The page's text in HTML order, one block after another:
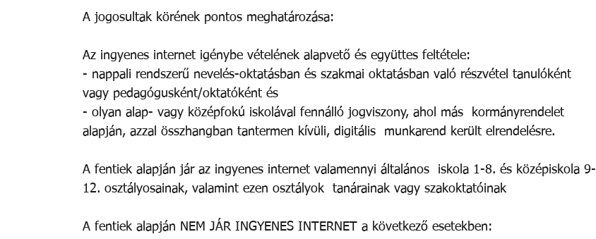
A jogosultak körének pontos meghatározása:
Az ingyenes internet igénybe vételének alapvető és együttes feltétele:
- nappali rendszerű nevelés-oktatásban és szakmai oktatásban való részvétel tanulóként
vagy pedagógusként/oktatóként és
- olyan alap- vagy középfokú iskolával fennálló jogviszony, ahol más  kormányrendelet
alapján, azzal összhangban tantermen kívüli, digitális  munkarend került elrendelésre.
A fentiek alapján jár az ingyenes internet valamennyi általános  iskola 1-8. és középiskola 9-
12. osztályosainak, valamint ezen osztályok  tanárainak vagy szakoktatóinak
A fentiek alapján NEM JÁR INGYENES INTERNET a következő esetekben: